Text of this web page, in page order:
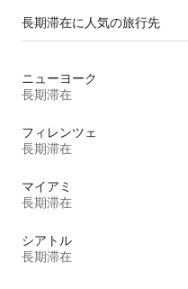
長期滞在に人気の旅行先
ニューヨーク
長期滞在
フィレンツェ
長期滞在
マイアミ
長期滞在
シアトル
長期滞在